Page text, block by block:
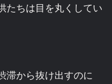
たちは目を丸くしてい
滞から抜け出すのに